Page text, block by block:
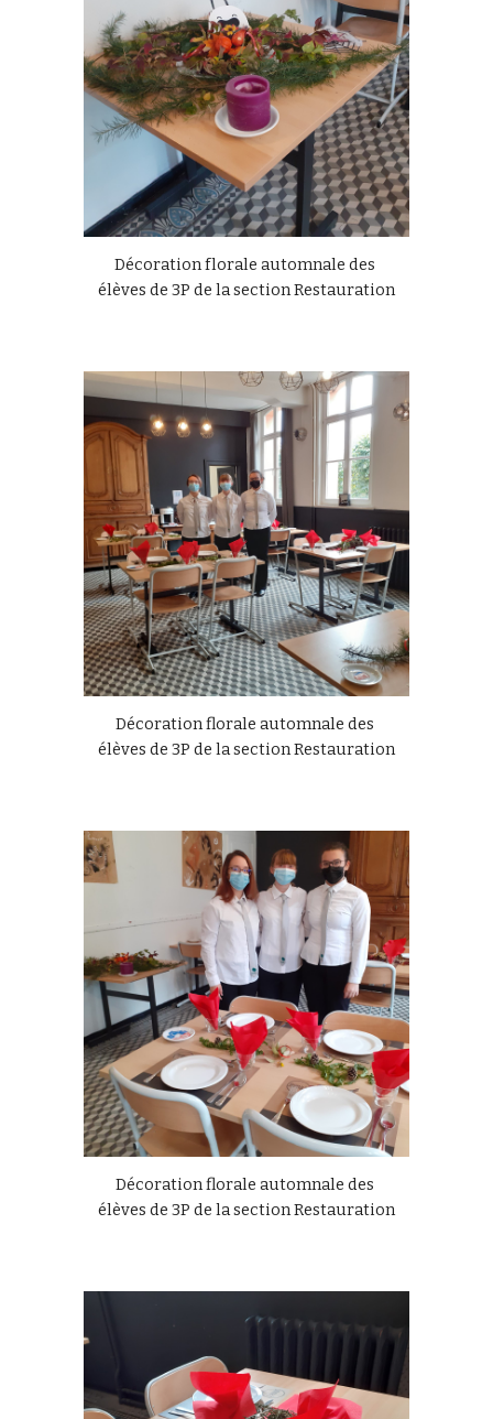
Décoration florale automnale des
élèves de 3P de la section Restauration
Décoration florale automnale des
élèves de 3P de la section Restauration
Décoration florale automnale des
élèves de 3P de la section Restauration